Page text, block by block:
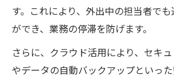
す。これにより、外出中の担当者で
ができ、業務の停滞を防げます。
さらに、クラウド活用により、セキ
やデータの自動バックアップといっ